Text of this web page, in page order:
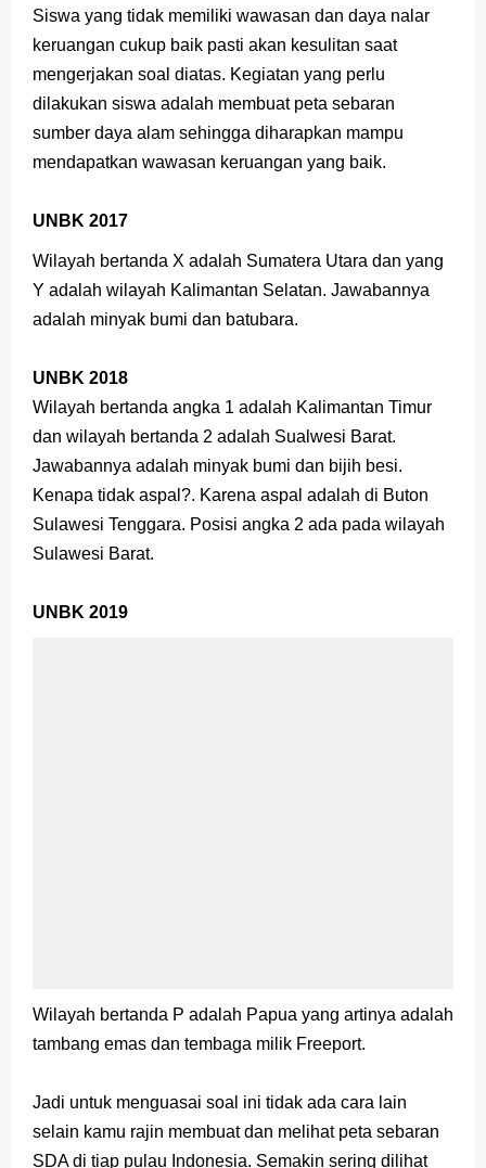
Siswa yang tidak memiliki wawasan dan daya nalar
keruangan cukup baik pasti akan kesulitan saat
mengerjakan soal diatas. Kegiatan yang perlu
dilakukan siswa adalah membuat peta sebaran
sumber daya alam sehingga diharapkan mampu
mendapatkan wawasan keruangan yang baik.
UNBK 2017
Wilayah bertanda X adalah Sumatera Utara dan yang
Y adalah wilayah Kalimantan Selatan. Jawabannya
adalah minyak bumi dan batubara.
UNBK 2018
Wilayah bertanda angka 1 adalah Kalimantan Timur
dan wilayah bertanda 2 adalah Sualwesi Barat.
Jawabannya adalah minyak bumi dan bijih besi.
Kenapa tidak aspal?. Karena aspal adalah di Buton
Sulawesi Tenggara. Posisi angka 2 ada pada wilayah
Sulawesi Barat.
UNBK 2019
Wilayah bertanda P adalah Papua yang artinya adalah
tambang emas dan tembaga milik Freeport.
Jadi untuk menguasai soal ini tidak ada cara lain
selain kamu rajin membuat dan melihat peta sebaran
SDA di tiap pulau Indonesia. Semakin sering dilihat